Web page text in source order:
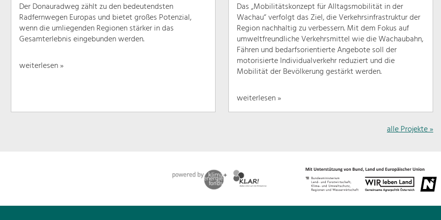
Der Donauradweg zählt zu den bedeutendsten
Radfernwegen Europas und bietet großes Potenzial,
wenn die umliegenden Regionen stärker in das
Gesamterlebnis eingebunden werden.
weiterlesen »
Das „Mobilitätskonzept für Alltagsmobilität in der
Wachau“ verfolgt das Ziel, die Verkehrsinfrastruktur der
Region nachhaltig zu verbessern. Mit dem Fokus auf
umweltfreundliche Verkehrsmittel wie die Wachaubahn,
Fähren und bedarfsorientierte Angebote soll der
motorisierte Individualverkehr reduziert und die
Mobilität der Bevölkerung gestärkt werden.
weiterlesen »
alle Projekte »